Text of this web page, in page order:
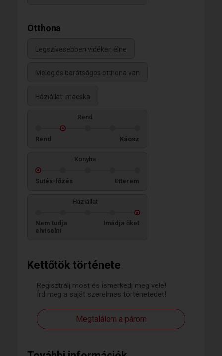
Kettőtök története
Regisztrálj most és ismerkedj meg vele!
Írd meg a saját szerelmes történetedet!
Megtalálom a párom
Otthona
Legszívesebben vidéken élne
Meleg és barátságos otthona van
Háziállat: macska
Rend
Rend Káosz
Konyha
Sütés-főzés Étterem
Háziállat
Nem tudja
elviselni
Imádja őket